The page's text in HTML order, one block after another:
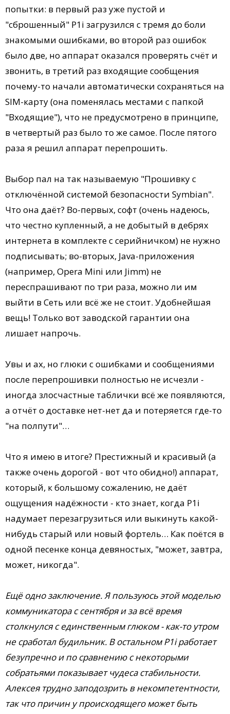
попытки: в первый раз уже пустой и
"сброшенный" P1i загрузился с тремя до боли
знакомыми ошибками, во второй раз ошибок
было две, но аппарат оказался проверять счёт и
звонить, в третий раз входящие сообщения
почему-то начали автоматически сохраняться на
SIM-карту (она поменялась местами с папкой
"Входящие"), что не предусмотрено в принципе,
в четвертый раз было то же самое. После пятого
раза я решил аппарат перепрошить.
Выбор пал на так называемую "Прошивку с
отключённой системой безопасности Symbian".
Что она даёт? Во-первых, софт (очень надеюсь,
что честно купленный, а не добытый в дебрях
интернета в комплекте с серийничком) не нужно
подписывать; во-вторых, Java-приложения
(например, Opera Mini или Jimm) не
переспрашивают по три раза, можно ли им
выйти в Сеть или всё же не стоит. Удобнейшая
вещь! Только вот заводской гарантии она
лишает напрочь.
Увы и ах, но глюки с ошибками и сообщениями
после перепрошивки полностью не исчезли -
иногда злосчастные таблички всё же появляются,
а отчёт о доставке нет-нет да и потеряется где-то
"на полпути"…
Что я имею в итоге? Престижный и красивый (а
также очень дорогой - вот что обидно!) аппарат,
который, к большому сожалению, не даёт
ощущения надёжности - кто знает, когда P1i
надумает перезагрузиться или выкинуть какой-
нибудь старый или новый фортель… Как поётся в
одной песенке конца девяностых, "может, завтра,
может, никогда".
Ещё одно заключение. Я пользуюсь этой моделью
коммуникатора с сентября и за всё время
столкнулся с единственным глюком - как-то утром
не сработал будильник. В остальном P1i работает
безупречно и по сравнению с некоторыми
собратьями показывает чудеса стабильности.
Алексея трудно заподозрить в некомпетентности,
так что причин у происходящего может быть